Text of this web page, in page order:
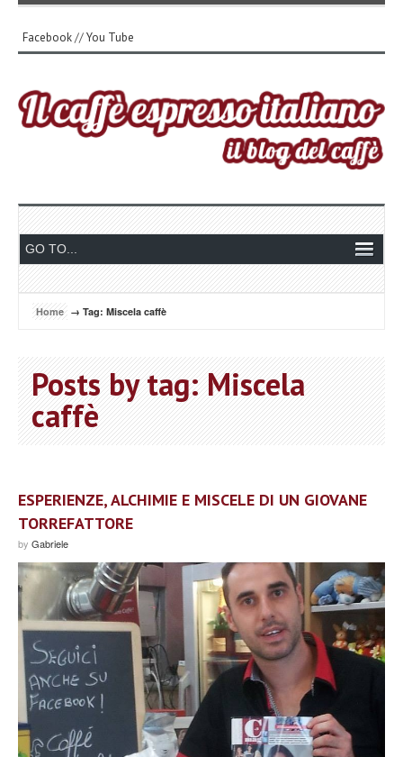
Facebook//You Tube
Home → Tag: Miscela caffè
Posts by tag: Miscela
caffè
ESPERIENZE, ALCHIMIE E MISCELE DI UN GIOVANE
TORREFATTORE
by Gabriele